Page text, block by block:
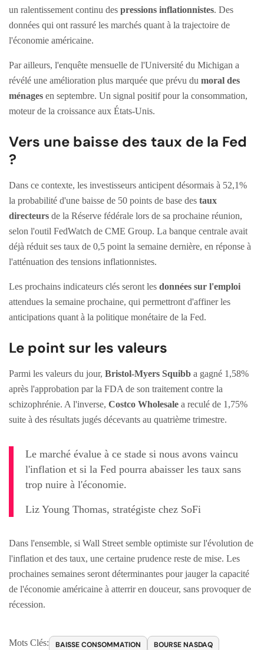
un ralentissement continu des pressions inflationnistes. Des
données qui ont rassuré les marchés quant à la trajectoire de
l'économie américaine.
Par ailleurs, l'enquête mensuelle de l'Université du Michigan a
révélé une amélioration plus marquée que prévu du moral des
ménages en septembre. Un signal positif pour la consommation,
moteur de la croissance aux États-Unis.
Vers une baisse des taux de la Fed
?
Dans ce contexte, les investisseurs anticipent désormais à 52,1%
la probabilité d'une baisse de 50 points de base des taux
directeurs de la Réserve fédérale lors de sa prochaine réunion,
selon l'outil FedWatch de CME Group. La banque centrale avait
déjà réduit ses taux de 0,5 point la semaine dernière, en réponse à
l'atténuation des tensions inflationnistes.
Les prochains indicateurs clés seront les données sur l'emploi
attendues la semaine prochaine, qui permettront d'affiner les
anticipations quant à la politique monétaire de la Fed.
Le point sur les valeurs
Parmi les valeurs du jour, Bristol-Myers Squibb a gagné 1,58%
après l'approbation par la FDA de son traitement contre la
schizophrénie. A l'inverse, Costco Wholesale a reculé de 1,75%
suite à des résultats jugés décevants au quatrième trimestre.
Le marché évalue à ce stade si nous avons vaincu
l'inflation et si la Fed pourra abaisser les taux sans
trop nuire à l'économie.
Liz Young Thomas, stratégiste chez SoFi
Dans l'ensemble, si Wall Street semble optimiste sur l'évolution de
l'inflation et des taux, une certaine prudence reste de mise. Les
prochaines semaines seront déterminantes pour jauger la capacité
de l'économie américaine à atterrir en douceur, sans provoquer de
récession.
Mots Clés: BAISSE CONSOMMATION BOURSE NASDAQ